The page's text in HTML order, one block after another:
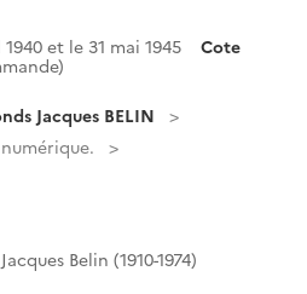
et le 31 mai 1945
Cote
Jacques BELIN
Belin (1910-1974)